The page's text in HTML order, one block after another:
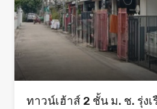
ทาวน์เฮ้าส์ 2 ชั้น ม. ช. รุ่ง